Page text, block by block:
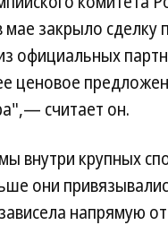
мае закрыло
официальных
ценовое
считает он.
внутри крупных
они
напрямую